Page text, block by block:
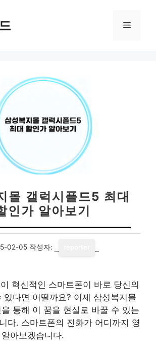
메
몰 갤럭시폴드5 최대
인가 알아보기
02-05 작성자:
혁신적인 스마트폰이 바로 당신의
있다면 어떨까요? 이제 삼성복지몰
통해 이 꿈을 현실로 바꿀 수 있는
다. 스마트폰의 진화가 어디까지 영
아보겠습니다.